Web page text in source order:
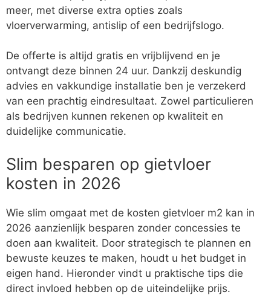
meer, met diverse extra opties zoals
vloerverwarming, antislip of een bedrijfslogo.
De offerte is altijd gratis en vrijblijvend en je
ontvangt deze binnen 24 uur. Dankzij deskundig
advies en vakkundige installatie ben je verzekerd
van een prachtig eindresultaat. Zowel particulieren
als bedrijven kunnen rekenen op kwaliteit en
duidelijke communicatie.
Slim besparen op gietvloer
kosten in 2026
Wie slim omgaat met de kosten gietvloer m2 kan in
2026 aanzienlijk besparen zonder concessies te
doen aan kwaliteit. Door strategisch te plannen en
bewuste keuzes te maken, houdt u het budget in
eigen hand. Hieronder vindt u praktische tips die
direct invloed hebben op de uiteindelijke prijs.